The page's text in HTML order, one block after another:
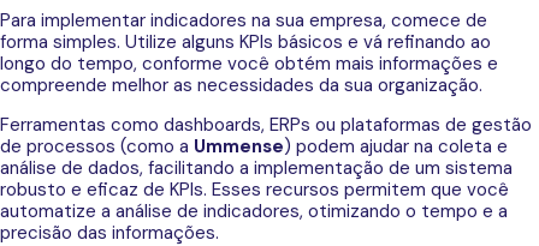
Para implementar indicadores na sua empresa, comece de
forma simples. Utilize alguns KPIs básicos e vá refinando ao
longo do tempo, conforme você obtém mais informações e
compreende melhor as necessidades da sua organização.
Ferramentas como dashboards, ERPs ou plataformas de gestão
de processos (como a Ummense) podem ajudar na coleta e
análise de dados, facilitando a implementação de um sistema
robusto e eficaz de KPIs. Esses recursos permitem que você
automatize a análise de indicadores, otimizando o tempo e a
precisão das informações.